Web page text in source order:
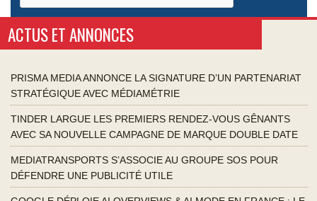
ACTUS ET ANNONCES
PRISMA MEDIA ANNONCE LA SIGNATURE D’UN PARTENARIAT
STRATÉGIQUE AVEC MÉDIAMÉTRIE
TINDER LARGUE LES PREMIERS RENDEZ-VOUS GÊNANTS
AVEC SA NOUVELLE CAMPAGNE DE MARQUE DOUBLE DATE
MEDIATRANSPORTS S’ASSOCIE AU GROUPE SOS POUR
DÉFENDRE UNE PUBLICITÉ UTILE